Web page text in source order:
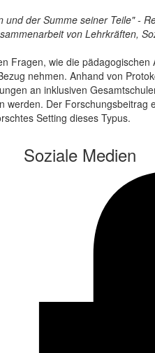
der Summe seiner Teile" -
von Lehrkräften,
Fragen, wie die
nehmen. Anhand von
an inklusiven
werden. Der Forschungsbeitrag
Setting dieses Typus.
Soziale Medien